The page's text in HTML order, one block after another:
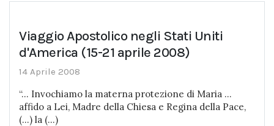
Viaggio Apostolico negli Stati Uniti
d'America (15-21 aprile 2008)
14 Aprile 2008
“… Invochiamo la materna protezione di Maria …
affido a Lei, Madre della Chiesa e Regina della Pace,
(…) la (...)